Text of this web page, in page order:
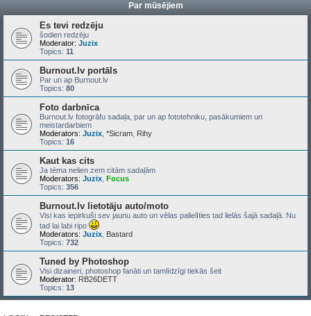
Par mūsējiem
Es tevi redzēju
šodien redzēju
Moderator: Juzix
Topics: 11
Burnout.lv portāls
Par un ap Burnout.lv
Topics: 80
Foto darbnīca
Burnout.lv fotogrāfu sadaļa, par un ap fototehniku, pasākumiem un
meistardarbiem
Moderators: Juzix *Sicram Rihy
Topics: 16
Kaut kas cits
Ja tēma nelien zem citām sadaļām
Moderators: Juzix Focus
Topics: 356
Burnout.lv lietotāju auto/moto
Visi kas iepirkuši sev jaunu auto un vēlas palielīties tad lielās šajā sadaļā. Nu
tad lai labi ripo
Moderators: Juzix Bastard
Topics: 732
Tuned by Photoshop
Visi dizaineri, photoshop fanāti un tamlīdzīgi tiekās šeit
Moderator: RB26DETT
Topics: 13